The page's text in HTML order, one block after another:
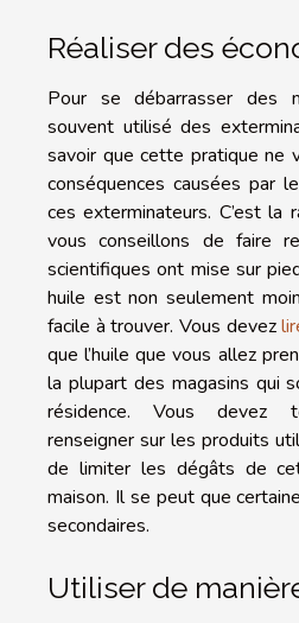
Réaliser des
Pour se débarrasser des
souvent utilisé des
savoir que cette pratique ne
conséquences causées par
ces exterminateurs. C’est la
vous conseillons de faire
scientifiques ont mise sur
huile est non seulement
facile à trouver. Vous devez
que l’huile que vous allez
la plupart des magasins qui
résidence. Vous devez
renseigner sur les produits
de limiter les dégâts de
maison. Il se peut que
secondaires.
Utiliser de